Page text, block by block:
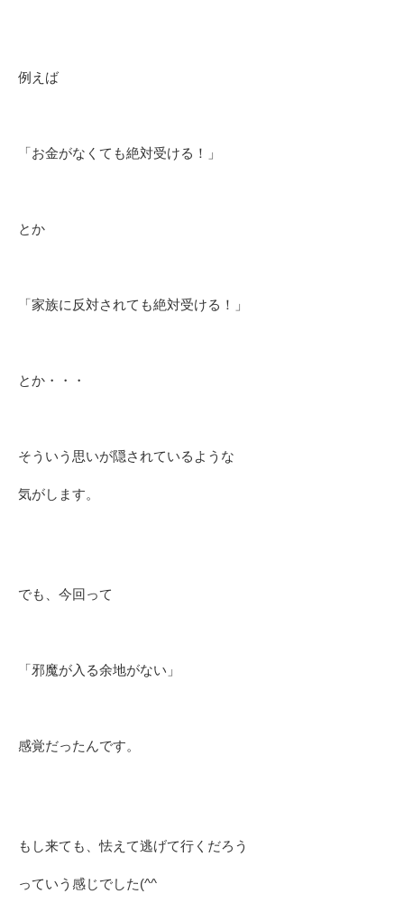
例えば
「お金がなくても絶対受ける！」
とか
「家族に反対されても絶対受ける！」
とか・・・
そういう思いが隠されているような
気がします。
でも、今回って
「邪魔が入る余地がない」
感覚だったんです。
もし来ても、怯えて逃げて行くだろう
っていう感じでした(^^ゞ